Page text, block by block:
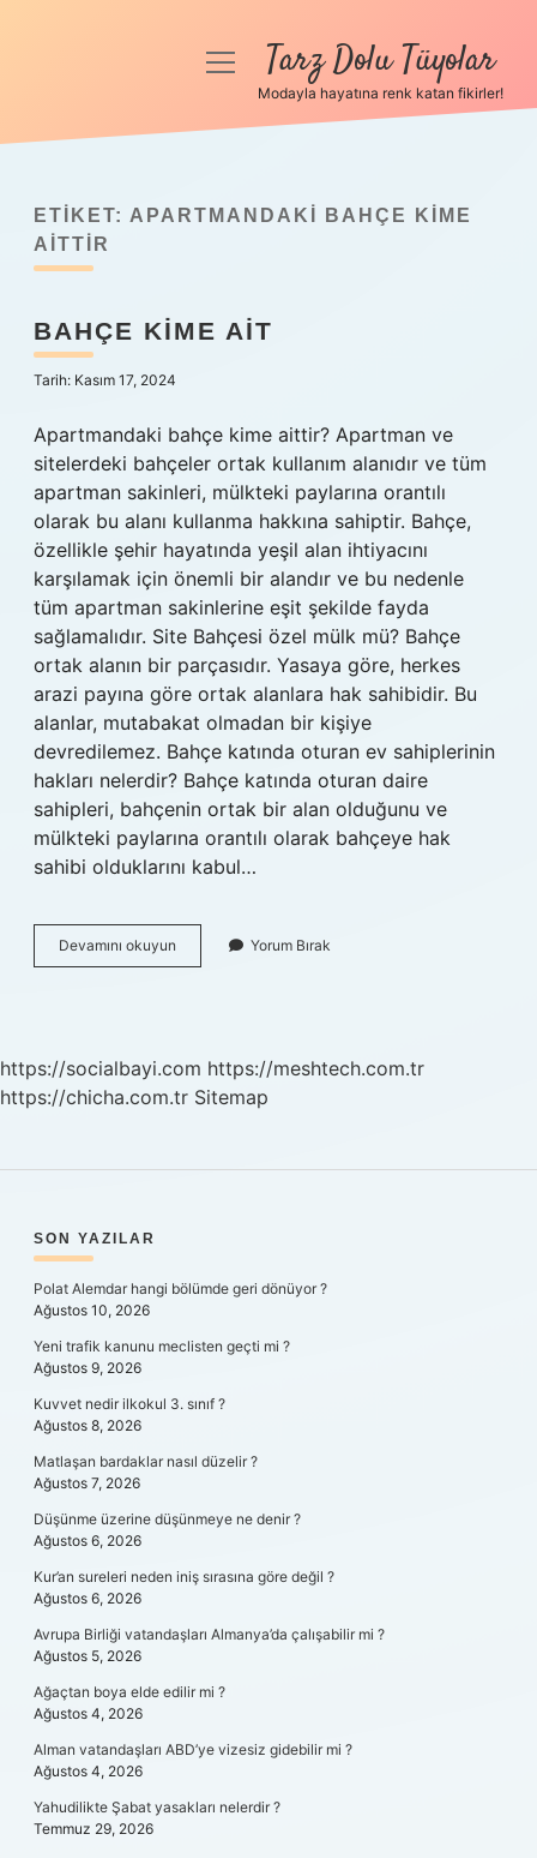
Anasayfa
Yasal Uyarı
menüyüTarz Dolu Tüyolar
Modayla hayatına renk katan fikirler!
ETIKET: APARTMANDAKI BAHÇE KIME
AITTIR
BAHÇE KIME AIT
Tarih: Kasım 17, 2024
Apartmandaki bahçe kime aittir? Apartman ve
sitelerdeki bahçeler ortak kullanım alanıdır ve tüm
apartman sakinleri, mülkteki paylarına orantılı
olarak bu alanı kullanma hakkına sahiptir. Bahçe,
özellikle şehir hayatında yeşil alan ihtiyacını
karşılamak için önemli bir alandır ve bu nedenle
tüm apartman sakinlerine eşit şekilde fayda
sağlamalıdır. Site Bahçesi özel mülk mü? Bahçe
ortak alanın bir parçasıdır. Yasaya göre, herkes
arazi payına göre ortak alanlara hak sahibidir. Bu
alanlar, mutabakat olmadan bir kişiye
devredilemez. Bahçe katında oturan ev sahiplerinin
hakları nelerdir? Bahçe katında oturan daire
sahipleri, bahçenin ortak bir alan olduğunu ve
mülkteki paylarına orantılı olarak bahçeye hak
sahibi olduklarını kabul…
Devamını okuyun
Kime
Yorum Bırak
https://socialbayi.com https://meshtech.com.tr
https://chicha.com.tr Sitemap
SIDEBAR
SON YAZILAR
Polat Alemdar hangi bölümde geri dönüyor ?
Ağustos 10, 2026
Yeni trafik kanunu meclisten geçti mi ?
Ağustos 9, 2026
Kuvvet nedir ilkokul 3. sınıf ?
Ağustos 8, 2026
Matlaşan bardaklar nasıl düzelir ?
Ağustos 7, 2026
Düşünme üzerine düşünmeye ne denir ?
Ağustos 6, 2026
Kur’an sureleri neden iniş sırasına göre değil ?
Ağustos 6, 2026
Avrupa Birliği vatandaşları Almanya’da çalışabilir mi ?
Ağustos 5, 2026
Ağaçtan boya elde edilir mi ?
Ağustos 4, 2026
Alman vatandaşları ABD’ye vizesiz gidebilir mi ?
Ağustos 4, 2026
Yahudilikte Şabat yasakları nelerdir ?
Temmuz 29, 2026